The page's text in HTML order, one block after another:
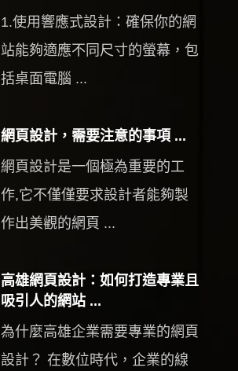
1.使用響應式設計：確保你的網
站能夠適應不同尺寸的螢幕，包
括桌面電腦 ...
網頁設計，需要注意的事項 ...
網頁設計是一個極為重要的工
作,它不僅僅要求設計者能夠製
作出美觀的網頁 ...
高雄網頁設計：如何打造專業且
吸引人的網站 ...
為什麼高雄企業需要專業的網頁
設計？ 在數位時代，企業的線